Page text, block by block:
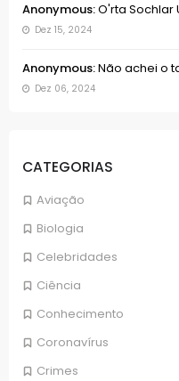
Anonymous:O'rta Sochlar
Dez 15, 2024
Anonymous:Não achei o
Dez 06, 2024
CATEGORIAS
Aviação
Biologia
Celebridades
Ciência
Conhecimento
Coronavírus
Crimes